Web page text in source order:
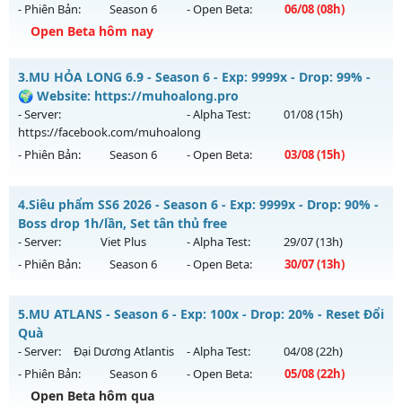
Exp: 200x - Drop: 35%
Kiểu reset: Reset In Game
Thể loại: Mu Custom thêm đồ mới
Antihack: CheatGuard
- Phiên Bản:
Season 6 - Open Beta: 06/08(08h)
Open Beta hôm nay
Mu Trống Đồng - Hỗ trợ tân thủ khủng - Auto RS
Mu mới ra tháng 08 2026 - Mở máy chủ
ngày 06/08/2626
Exp: 9999x - Drop: 90%
Thể loại: Mu Nguyên bản Webzen
Antihack: ICMPROTECT ✅ 🔴 ✨ ⚡️
3.MU HỎA LONG 6.9 - Season 6 - Exp: 9999x - Drop: 99% -
🌍 Website: https://muhoalong.pro
- Server:
https://facebook.com/muhoalong
- Alpha Test: 01/08(15h)
- Phiên Bản: Season 6 - Open Beta: 03/08(15h)
MU HỎA LONG 6.9 - 🌍 Website: https://muhoalong.pro
Mu mới ra tháng 08 2026 - Mở máy chủ
https://facebook.com/muhoalongvào 15h ngày
03/08/2626
Kiểu reset: Non Reset
Thể loại: Mu Nguyên bản Webzen
Antihack: XShield
4.Siêu phẩm SS6 2026 - Season 6 - Exp: 9999x - Drop: 90% -
Boss drop 1h/lần, Set tân thủ free
- Server: Viet Plus - Alpha Test: 29/07(13h)
- Phiên Bản:
Season 6 - Open Beta: 30/07(13h)
Mu mới ra tháng 07 2026 - Mở máy chủ
ngày 30/07/2626
Exp: 9999x - Drop: 90%
Kiểu reset: Reset In Game
5.MU ATLANS - Season 6 - Exp: 100x - Drop: 20% - Reset Đổi
Quà
- Server: Đại Dương Atlantis - Alpha Test: 04/08(22h)
- Phiên Bản:
Season 6 - Open Beta: 05/08(22h)
Open Beta hôm qua